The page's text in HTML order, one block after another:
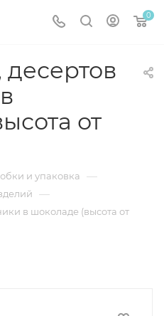
0
от
и упаковка —
—
в шоколаде (высота от